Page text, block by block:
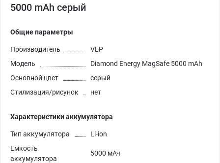
5000 mAh серый
Общие параметры
Производитель
VLP
Модель
Diamond Energy MagSafe 5000 mAh
Основной цвет
серый
Стилизация/рисунок
нет
Характеристики аккумулятора
Тип аккумулятора
Li-ion
Емкость
аккумулятора
5000 мАч